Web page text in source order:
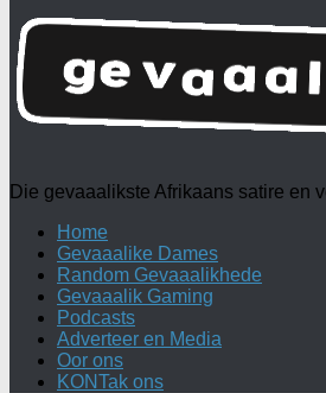
Die gevaaalikste Afrikaans satire en
Home
Gevaaalike Dames
Random Gevaaalikhede
Gevaaalik Gaming
Podcasts
Adverteer en Media
Oor ons
KONTak ons